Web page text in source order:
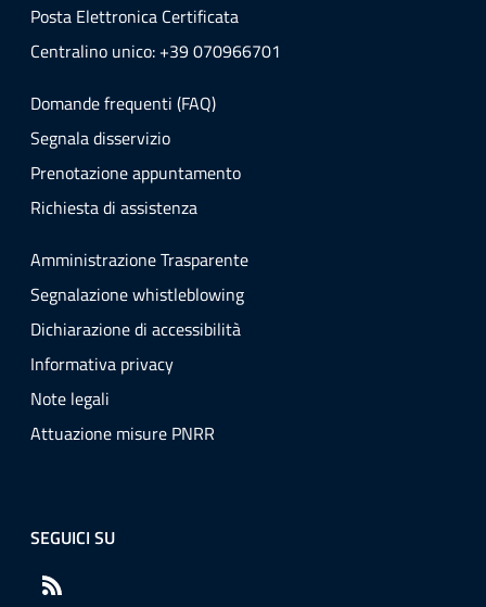
Posta Elettronica Certificata
Centralino unico: +39 070966701
Domande frequenti (FAQ)
Segnala disservizio
Prenotazione appuntamento
Richiesta di assistenza
Amministrazione Trasparente
Segnalazione whistleblowing
Dichiarazione di accessibilità
Informativa privacy
Note legali
Attuazione misure PNRR
SEGUICI SU